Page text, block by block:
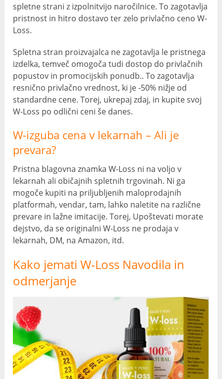
spletne strani z izpolnitvijo naročilnice. To zagotavlja
pristnost in hitro dostavo ter zelo privlačno ceno W-
Loss.
Spletna stran proizvajalca ne zagotavlja le pristnega
izdelka, temveč omogoča tudi dostop do privlačnih
popustov in promocijskih ponudb.. To zagotavlja
resnično privlačno vrednost, ki je -50% nižje od
standardne cene. Torej, ukrepaj zdaj, in kupite svoj
W-Loss po odlični ceni še danes.
W-izguba cena v lekarnah – Ali je
prevara?
Pristna blagovna znamka W-Loss ni na voljo v
lekarnah ali običajnih spletnih trgovinah. Ni ga
mogoče kupiti na priljubljenih maloprodajnih
platformah, vendar, tam, lahko naletite na različne
prevare in lažne imitacije. Torej, Upoštevati morate
dejstvo, da se originalni W-Loss ne prodaja v
lekarnah, DM, na Amazon, itd.
Kako jemati W-Loss Navodila in
odmerjanje